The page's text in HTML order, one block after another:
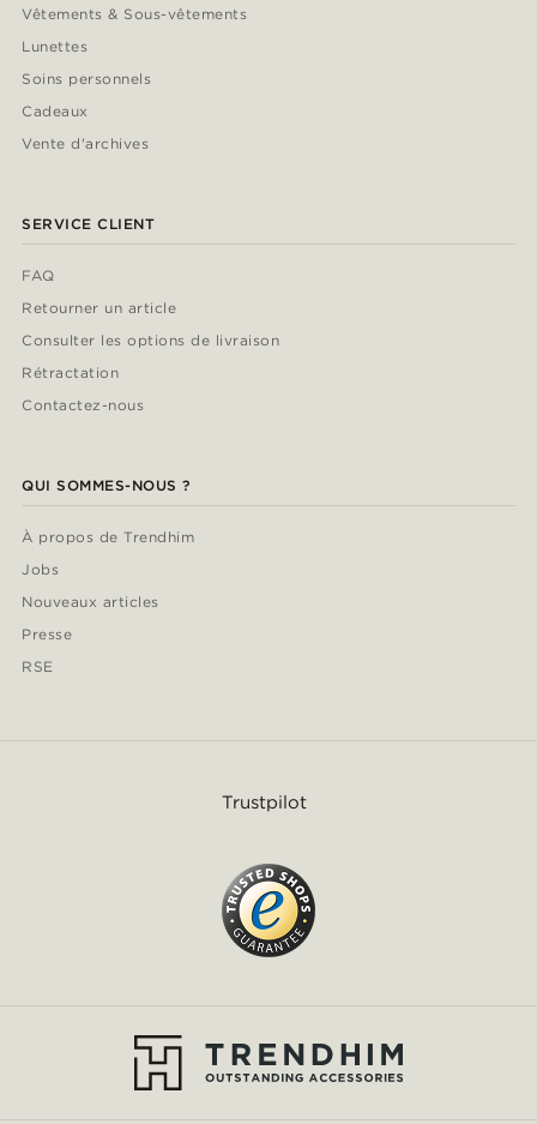
Vêtements & Sous-vêtements
Lunettes
Soins personnels
Cadeaux
Vente d'archives
SERVICE CLIENT
FAQ
Retourner un article
Consulter les options de livraison
Rétractation
Contactez-nous
QUI SOMMES-NOUS ?
À propos de Trendhim
Jobs
Nouveaux articles
Presse
RSE
Trustpilot